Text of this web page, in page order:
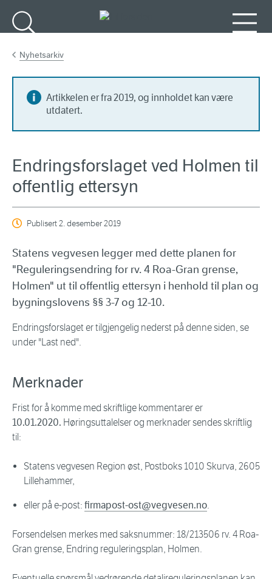
Nyhetsarkiv
Artikkelen er fra 2019, og innholdet kan være
utdatert.
Endringsforslaget ved Holmen til
offentlig ettersyn
Publisert2. desember 2019
Statens vegvesen legger med dette planen for
"Reguleringsendring for rv. 4 Roa-Gran grense,
Holmen" ut til offentlig ettersyn i henhold til plan og
bygningslovens §§ 3-7 og 12-10.
Endringsforslaget er tilgjengelig nederst på denne siden, se
under "Last ned".
Merknader
Frist for å komme med skriftlige kommentarer er
10.01.2020. Høringsuttalelser og merknader sendes skriftlig
til:
Statens vegvesen Region øst, Postboks 1010 Skurva, 2605
Lillehammer,
eller på e-post: firmapost-ost@vegvesen.no.
Forsendelsen merkes med saksnummer: 18/213506 rv. 4 Roa-
Gran grense, Endring reguleringsplan, Holmen.